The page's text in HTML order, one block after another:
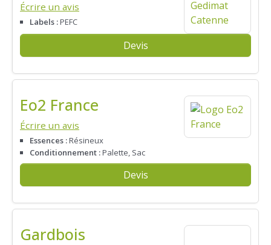
Écrire un avis
Labels :PEFC
Devis
Eo2 France
Écrire un avis
Essences :Résineux
Conditionnement :Palette, Sac
Devis
Gardbois